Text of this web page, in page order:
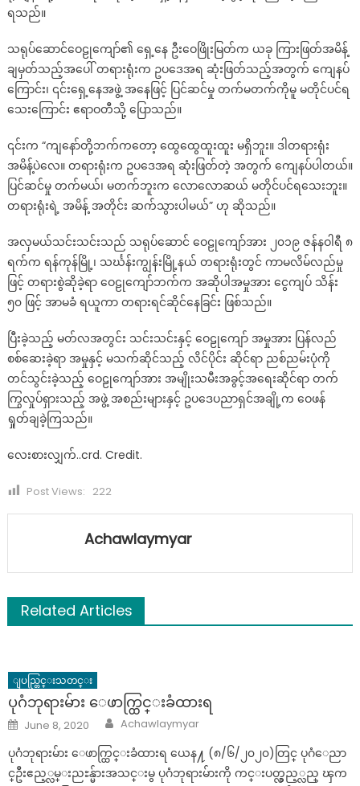
ရသည်။
သရုပ်ဆောင်ဝေဠုကျော်၏ ရှေ့နေ ဦးဝေဖြိုးမြတ်က ယခု ကြားဖြတ်အမိန့်
ချမှတ်သည့်အပေါ် တရားရုံးက ဥပဒေအရ ဆုံးဖြတ်သည့်အတွက် ကျေနပ်
ကြောင်း၊ ၎င်းရှေ့နေအဖွဲ့ အနေဖြင့် ပြင်ဆင်မှု တက်မတက်ကိုမူ မတိုင်ပင်ရ
သေးကြောင်း ဧရာဝတီသို့ ပြောသည်။
၎င်းက “ကျနော်တို့ဘက်ကတော့ ထွေထွေထူးထူး မရှိဘူး။ ဒါတရားရုံး
အမိန့်ပဲလေ။ တရားရုံးက ဥပဒေအရ ဆုံးဖြတ်တဲ့ အတွက် ကျေနပ်ပါတယ်။
ပြင်ဆင်မှု တက်မယ်၊ မတက်ဘူးက လောလောဆယ် မတိုင်ပင်ရသေးဘူး။
တရားရုံးရဲ့ အမိန့် အတိုင်း ဆက်သွားပါမယ်” ဟု ဆိုသည်။
အလှမယ်သင်းသင်းသည် သရုပ်ဆောင် ဝေဠုကျော်အား ၂၀၁၉ ဇန်နဝါရီ ၈
ရက်က ရန်ကုန်မြို့၊ သင်္ဃန်းကျွန်းမြို့နယ် တရားရုံးတွင် ကာမလိမ်လည်မှု
ဖြင့် တရားစွဲဆိုခဲ့ရာ ဝေဠုကျော်ဘက်က အဆိုပါအမှုအား ငွေကျပ် သိန်း
၅၀ ဖြင့် အာမခံ ရယူကာ တရားရင်ဆိုင်နေခြင်း ဖြစ်သည်။
ပြီးခဲ့သည့် မတ်လအတွင်း သင်းသင်းနှင့် ဝေဠုကျော် အမှုအား ပြန်လည်
စစ်ဆေးခဲ့ရာ အမှုနှင့် မသက်ဆိုင်သည့် လိင်ပိုင်း ဆိုင်ရာ ညစ်ညမ်းပုံကို
တင်သွင်းခဲ့သည့် ဝေဠုကျော်အား အမျိုးသမီးအခွင့်အရေးဆိုင်ရာ တက်
ကြွလှုပ်ရှားသည့် အဖွဲ့ အစည်းများနှင့် ဥပဒေပညာရှင်အချို့က ဝေဖန်
ရှုတ်ချခဲ့ကြသည်။
လေးစားလျှက်..crd. Credit.
Post Views: 222
Achawlaymyar
Related Articles
ျပည္တြင္းသတင္း
ပုဂံဘုရားမ်ား ေဖာက္ထြင္းခံထားရ
Posted
on
June 8, 2020 Author
Achawlaymyar
ပုဂံဘုရားမ်ား ေဖာက္ထြင္းခံထားရ ယေန႔ (၈/၆/၂၀၂၀)တြင္ ပုဂံေညာ
င္ဦးဧည့္လမ္းညႊန္မ်ားအသင္းမွ ပုဂံဘုရားမ်ားကို ကင္းပတ္လွည့္လည္ ၾက